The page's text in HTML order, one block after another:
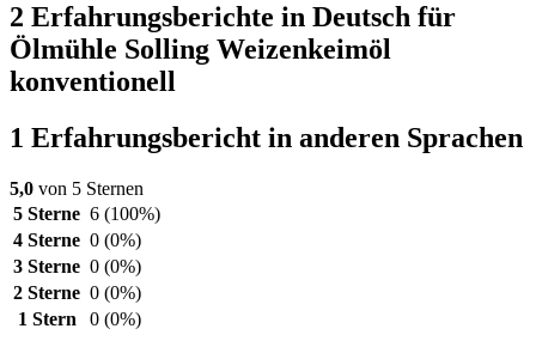
2 Erfahrungsberichte in Deutsch für
Ölmühle Solling Weizenkeimöl
konventionell
1 Erfahrungsbericht in anderen Sprachen
5,0 von 5 Sternen
5 Sterne 6 (100%)
4 Sterne 0 (0%)
3 Sterne 0 (0%)
2 Sterne 0 (0%)
1 Stern
0 (0%)